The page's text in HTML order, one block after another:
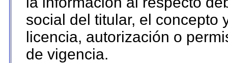
social del titular, el concepto
licencia, autorización o
de vigencia.